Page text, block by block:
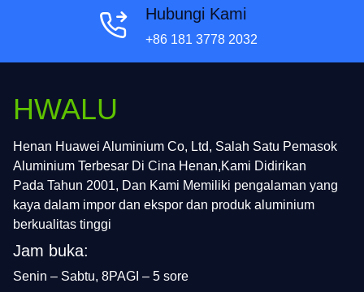
Hubungi Kami
+86 181 3778 2032
HWALU
Henan Huawei Aluminium Co, Ltd, Salah Satu Pemasok
Aluminium Terbesar Di Cina Henan,Kami Didirikan
Pada Tahun 2001, Dan Kami Memiliki pengalaman yang
kaya dalam impor dan ekspor dan produk aluminium
berkualitas tinggi
Jam buka:
Senin – Sabtu, 8PAGI – 5 sore